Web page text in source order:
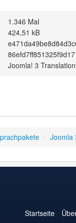
1.346 Mal
424,51 kB
Joomla! 3
/ Joomla
Startseite